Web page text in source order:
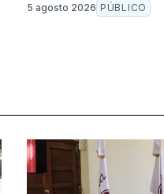
5 agosto 2026 PÚBLICO